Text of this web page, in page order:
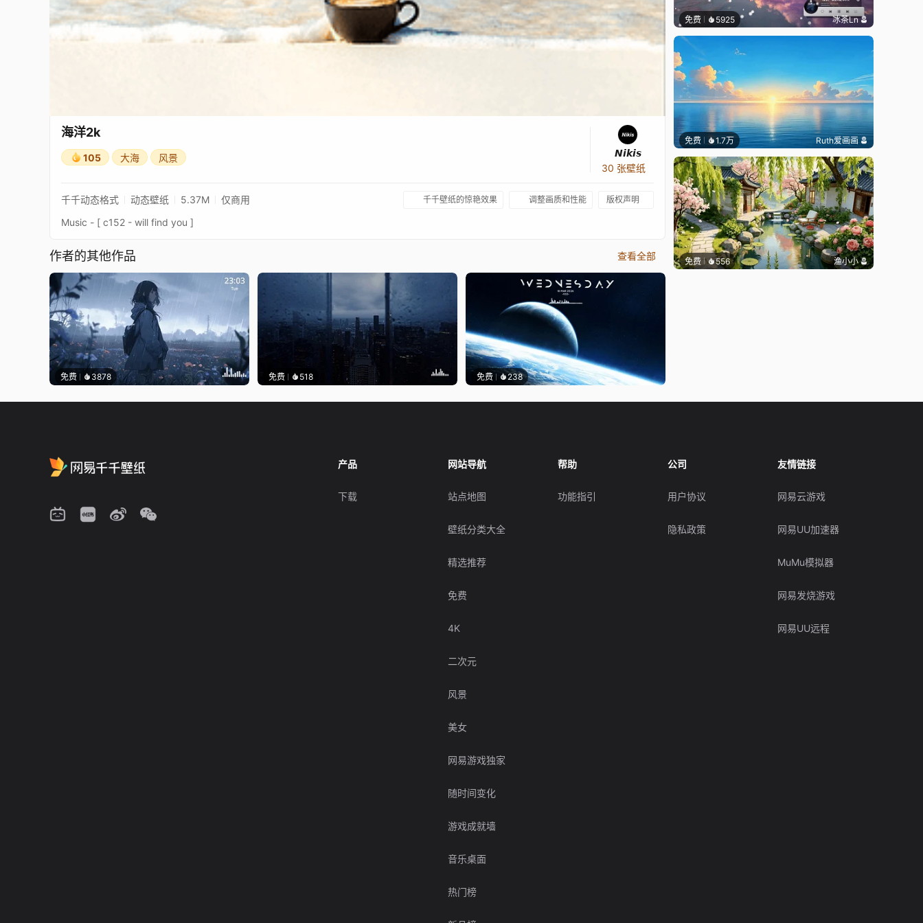
海洋2k
105 大海 风景
𝙉𝙞𝙠𝙞𝙨
30 张壁纸
千千动态格式 动态壁纸 5.37M 仅商用 千千壁纸的惊艳效果 调整画质和性能 版权声明
Music - [ c152 - will find you ]
作者的其他作品 查看全部
免费 3878 免费 518 免费 238
免费 5925 冰茶Ln
免费 1.7万 Ruth爱画画
免费 556 渔小小
产品
下载
网站导航
站点地图
壁纸分类大全
精选推荐
免费
4K
二次元
风景
美女
网易游戏独家
随时间变化
游戏成就墙
音乐桌面
热门榜
帮助
功能指引
公司
用户协议
隐私政策
友情链接
网易云游戏
网易UU加速器
MuMu模拟器
网易发烧游戏
网易UU远程